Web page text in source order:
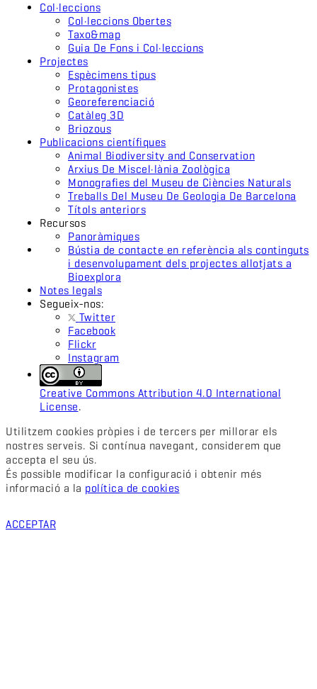
Col·leccions
Col·leccions Obertes
Taxo&map
Guia De Fons i Col·leccions
Projectes
Espècimens tipus
Protagonistes
Georeferenciació
Catàleg 3D
Briozous
Publicacions científiques
Animal Biodiversity and Conservation
Arxius De Miscel·lània Zoològica
Monografies del Museu de Ciències Naturals
Treballs Del Museu De Geologia De Barcelona
Títols anteriors
Recursos
Panoràmiques
Bústia de contacte en referència als continguts
i desenvolupament dels projectes allotjats a
Bioexplora
Notes legals
Segueix-nos:
Twitter
Facebook
Flickr
Instagram
Creative Commons Attribution 4.0 International
License.
Utilitzem cookies pròpies i de tercers per millorar els
nostres serveis. Si contínua navegant, considerem que
accepta el seu ús.
És possible modificar la configuració i obtenir més
informació a la política de cookies
ACCEPTAR